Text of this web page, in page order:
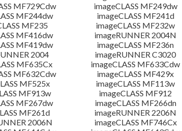
MF729Cdw
imageCLASS MF249dw
MF244dw
imageCLASS MF241d
MF235
imageCLASS MF232w
MF416dw
imageRUNNER 2004N
MF419dw
imageCLASS MF236n
2004
imageRUNNER C3020
MF635Cx
imageCLASS MF633Cdw
MF632Cdw
imageCLASS MF429x
MF525x
imageCLASS MF113w
MF913w
imageCLASS MF912
MF267dw
imageCLASS MF266dn
MF261d
imageRUNNER 2206N
2006N
imageCLASS MF746Cx